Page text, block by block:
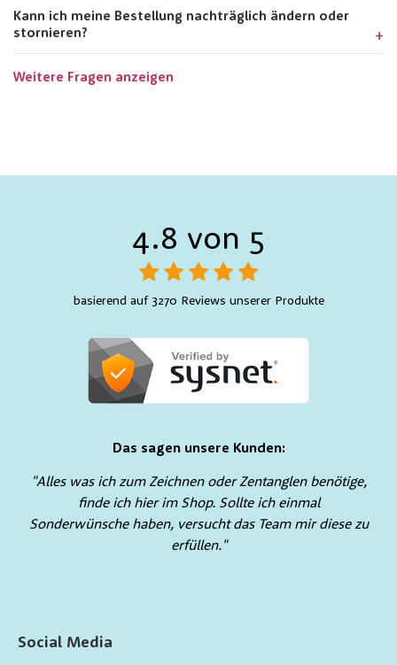
Kann ich meine Bestellung nachträglich ändern oder
stornieren?
Weitere Fragen anzeigen
4.8 von 5
basierend auf 3270 Reviews unserer Produkte
Das sagen unsere Kunden:
"Alles was ich zum Zeichnen oder Zentanglen benötige,
finde ich hier im Shop. Sollte ich einmal
Sonderwünsche haben, versucht das Team mir diese zu
erfüllen."
Social Media